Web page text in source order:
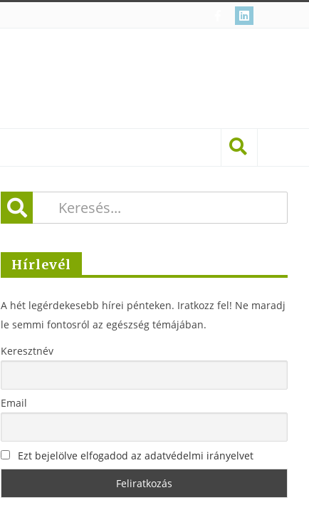
Hírlevél
A hét legérdekesebb hírei pénteken. Iratkozz fel! Ne maradj
le semmi fontosról az egészség témájában.
Keresztnév
Email
Ezt bejelölve elfogadod az adatvédelmi irányelvet